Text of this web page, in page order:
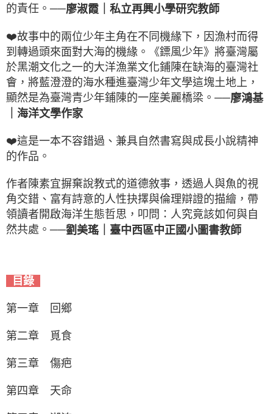
的責任。──廖淑霞｜私立再興小學研究教師
❤️故事中的兩位少年主角在不同機緣下，因漁村而得
到轉過頭來面對大海的機緣。《鏢風少年》將臺灣屬
於黑潮文化之一的大洋漁業文化鋪陳在缺海的臺灣社
會，將藍澄澄的海水種進臺灣少年文學這塊土地上，
顯然是為臺灣青少年鋪陳的一座美麗橋梁。──廖鴻基
｜海洋文學作家
❤️這是一本不容錯過、兼具自然書寫與成長小說精神
的作品。
作者陳素宜摒棄說教式的道德敘事，透過人與魚的視
角交錯、富有詩意的人性抉擇與倫理辯證的描繪，帶
領讀者開啟海洋生態哲思，叩問：人究竟該如何與自
然共處。──劉美瑤｜臺中西區中正國小圖書教師
目錄
第一章 回鄉
第二章 覓食
第三章 傷疤
第四章 天命